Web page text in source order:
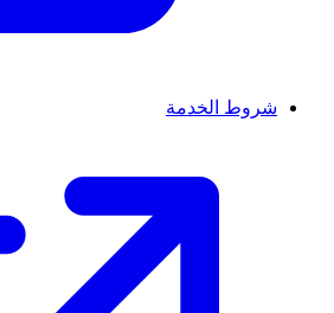
شروط الخدمة